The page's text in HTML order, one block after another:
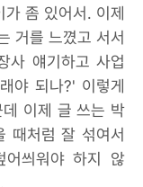
좀 있어서. 이제
거를 느꼈고 서서
사 얘기하고 사업
야 되나?' 이렇게
이제 글 쓰는 박
때처럼 잘 섞여서
어씌워야 하지 않